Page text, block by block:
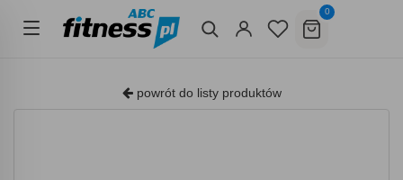
0
powrót do listy produktów